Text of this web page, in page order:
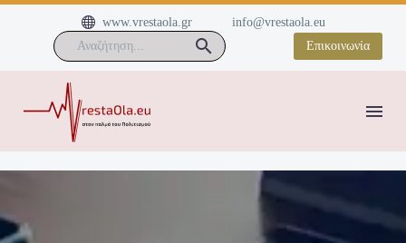

 www.vrestaola.gr
info@vrestaola.eu
Επικοινωνία